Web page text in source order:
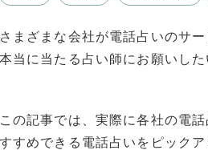
さまざまな会社が電話占いのサ
本当に当たる占い師にお願いした
この記事では、実際に各社の電
すすめできる電話占いをピック